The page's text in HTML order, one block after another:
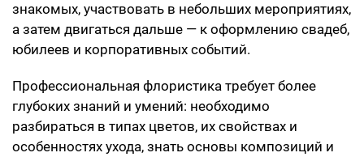
знакомых, участвовать в небольших мероприятиях,
а затем двигаться дальше — к оформлению свадеб,
юбилеев и корпоративных событий.
Профессиональная флористика требует более
глубоких знаний и умений: необходимо
разбираться в типах цветов, их свойствах и
особенностях ухода, знать основы композиций и